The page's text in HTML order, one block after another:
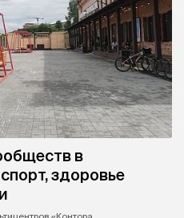
в
здоровье